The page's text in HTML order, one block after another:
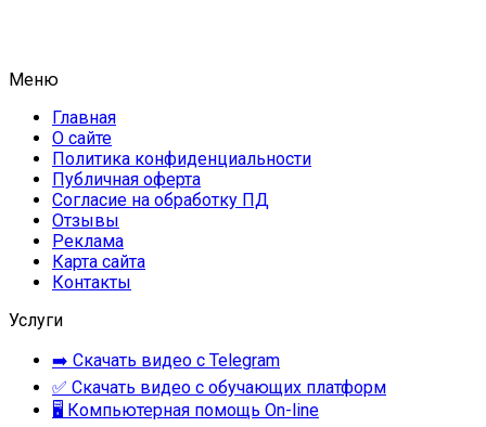
Меню
Главная
О сайте
Политика конфиденциальности
Публичная оферта
Согласие на обработку ПД
Отзывы
Реклама
Карта сайта
Контакты
Услуги
➡️ Скачать видео с Telegram
✅ Скачать видео с обучающих платформ
🖥 Компьютерная помощь On-line